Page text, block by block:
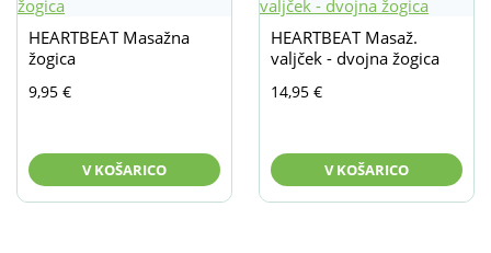
HEARTBEAT Masažna
žogica
9,95 €
V KOŠARICO
HEARTBEAT Masaž.
valjček - dvojna žogica
14,95 €
V KOŠARICO